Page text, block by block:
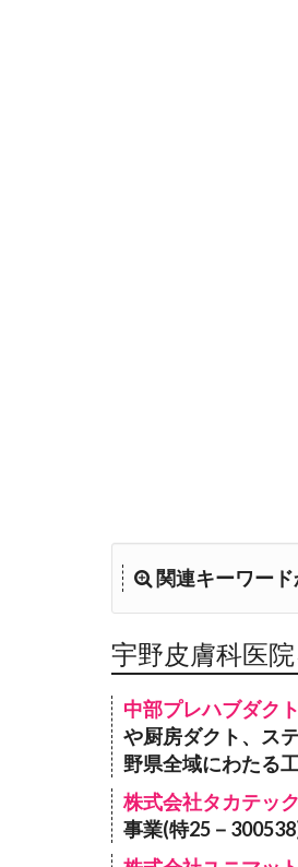
関連キーワー
宇野皮膚科医
中部プレハブダク
や厨房ダクト、ス
野県全域にわたる
株式会社タカテッ
事業(特25－